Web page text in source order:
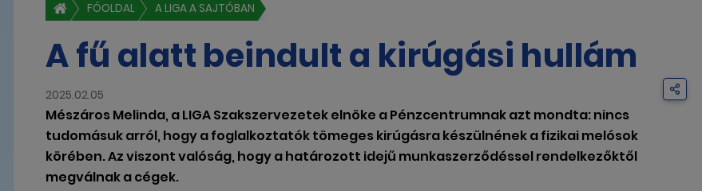
FŐOLDAL A LIGA A SAJTÓBAN
A fű alatt beindult a kirúgási hullám
2025.02.05
Mészáros Melinda, a LIGA Szakszervezetek elnöke a Pénzcentrumnak azt mondta: nincs
tudomásuk arról, hogy a foglalkoztatók tömeges kirúgásra készülnének a fizikai melósok
körében. Az viszont valóság, hogy a határozott idejű munkaszerződéssel rendelkezőktől
megválnak a cégek.